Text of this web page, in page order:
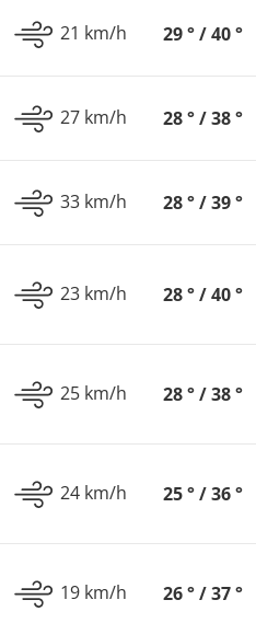
21 km/h 29 ° / 40 °
27 km/h 28 ° / 38 °
33 km/h 28 ° / 39 °
23 km/h 28 ° / 40 °
25 km/h 28 ° / 38 °
24 km/h 25 ° / 36 °
19 km/h 26 ° / 37 °